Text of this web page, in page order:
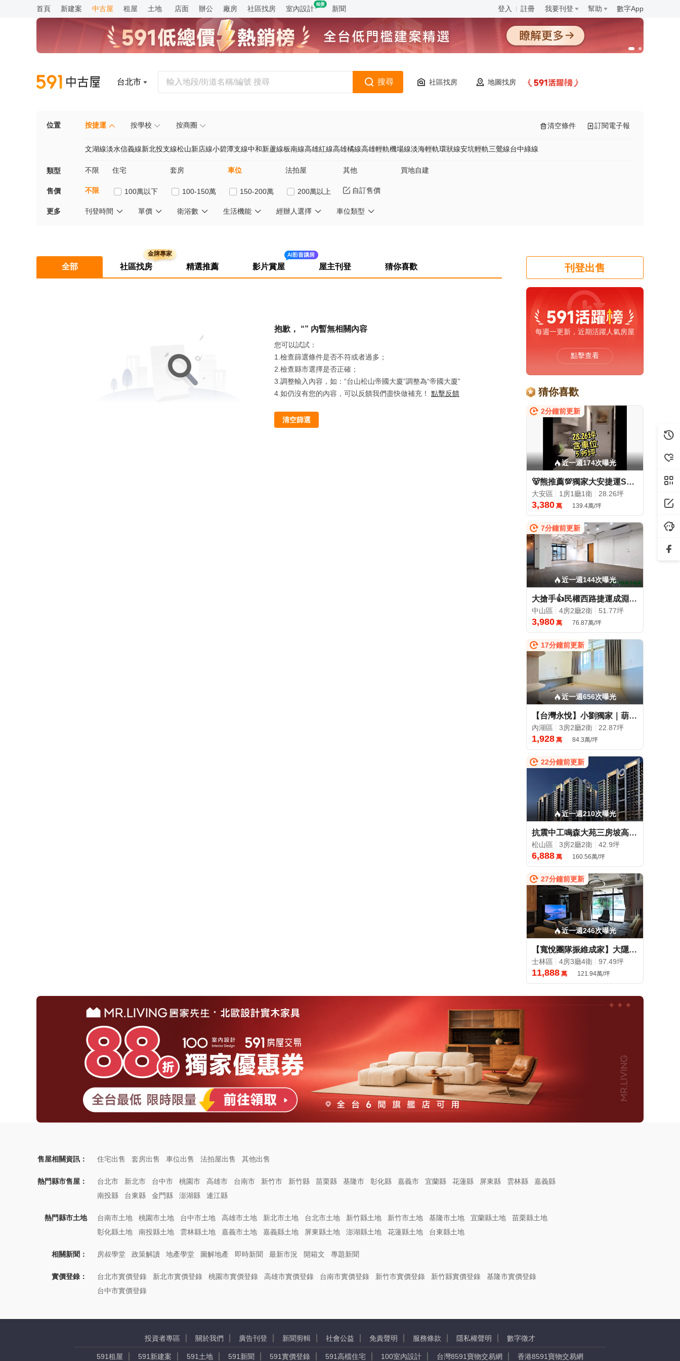
首頁 新建案 中古屋 租屋 土地 店面 辦公 廠房 社區找房 室內設計 新聞 登入 註冊 我要刊登 幫助 數字App
台北市 搜尋 社區找房 地圖找房
清空條件 訂閱電子報
位置 按捷運 按學校 按商圈
文湖線淡水信義線新北投支線松山新店線小碧潭支線中和新蘆線板南線高雄紅線高雄橘線高雄輕軌機場線淡海輕軌環狀線安坑輕軌三鶯線台中綠線
類型 不限 住宅 套房 車位 法拍屋 其他 買地自建
售價 不限 100萬以下 100-150萬 150-200萬 200萬以上 自訂售價
更多 刊登時間 單價 衛浴數 生活機能 經辦人選擇 車位類型
全部 社區找房 精選推薦 影片賞屋 屋主刊登 猜你喜歡
抱歉， “” 內暫無相關內容
您可以試試：
1.檢查篩選條件是否不符或者過多；
2.檢查縣市選擇是否正確；
3.調整輸入內容，如：“台山松山帝國大廈”調整為“帝國大廈”
4.如仍沒有您的內容，可以反饋我們盡快做補充！ 點擊反饋
清空篩選
刊登出售
每週一更新，近期活躍人氣房屋
點擊查看
猜你喜歡
2分鐘前更新
近一週174次曝光
🐻熊推薦💯獨家大安捷運SRC邊間×三面開窗.價格近平轉
大安區 1房1廳1衛 28.26坪
3,380 萬 139.4萬/坪
7分鐘前更新
近一週144次曝光
大搶手👍民權西路捷運成淵學區低公設電梯4房~土地大
中山區 4房2廳2衛 51.77坪
3,980 萬 76.87萬/坪
17分鐘前更新
近一週656次曝光
【台灣永悅】小劉獨家｜葫洲捷運｜一層住一層賺｜自住+置產
內湖區 3房2廳2衛 22.87坪
1,928 萬 84.3萬/坪
22分鐘前更新
近一週210次曝光
抗震中工鳴森大苑三房坡高樓平車|明星學區|🎾里昂推薦
松山區 3房2廳2衛 42.9坪
6,888 萬 160.56萬/坪
27分鐘前更新
近一週246次曝光
【寬悅團隊振維成家】大隱溪岸~水岸首排百坪電梯別墅
士林區 4房3廳4衛 97.49坪
11,888 萬 121.94萬/坪
售屋相關資訊： 住宅出售 套房出售 車位出售 法拍屋出售 其他出售
熱門縣市售屋： 台北市 新北市 台中市 桃園市 高雄市 台南市 新竹市 新竹縣 苗栗縣 基隆市 彰化縣 嘉義市 宜蘭縣 花蓮縣 屏東縣 雲林縣
嘉義縣
南投縣
台東縣 金門縣 澎湖縣 連江縣
熱門縣市土地 台南市土地 桃園市土地 台中市土地 高雄市土地 新北市土地 台北市土地 新竹縣土地 新竹市土地 基隆市土地 宜蘭縣土地
苗栗縣土地
彰化縣土地
南投縣土地 雲林縣土地 嘉義市土地 嘉義縣土地 屏東縣土地 澎湖縣土地 花蓮縣土地 台東縣土地
相關新聞： 房叔學堂 政策解讀 地產學堂 圖解地產 即時新聞 最新市況 開箱文 專題新聞
實價登錄： 台北市實價登錄 新北市實價登錄 桃園市實價登錄 高雄市實價登錄 台南市實價登錄 新竹市實價登錄 新竹縣實價登錄
基隆市實價登錄
台中市實價登錄
投資者專區 關於我們 廣告刊登 新聞剪輯 社會公益 免責聲明 服務條款 隱私權聲明 數字徵才
591租屋 591新建案 591土地 591新聞 591實價登錄 591高檔住宅 100室內設計 台灣8591寶物交易網 香港8591寶物交易網